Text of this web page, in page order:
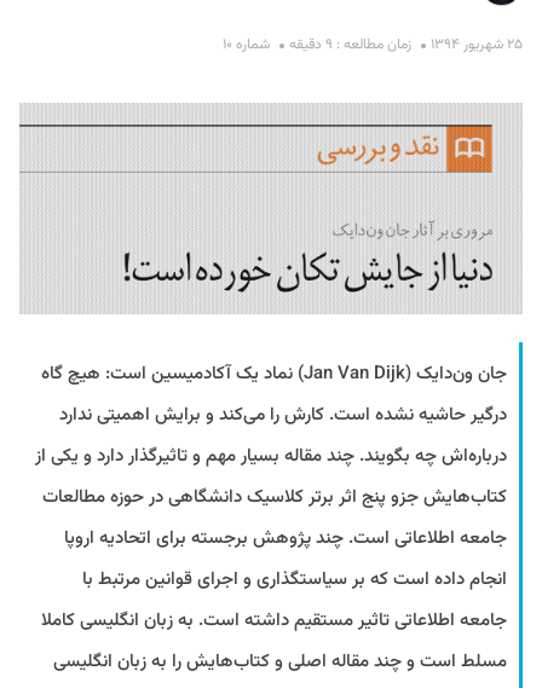
۲۵ شهریور ۱۳۹۴ زمان مطالعه : ۹ دقیقه شماره ۱۰
جان ون‌دایک (Jan Van Dijk) نماد یک آکادمیسین است: هیچ گاه
درگیر حاشیه نشده است. کارش را می‌کند و برایش اهمیتی ندارد
درباره‌اش چه بگویند. چند مقاله بسیار مهم و تاثیرگذار دارد و یکی از
کتاب‌هایش جزو پنج اثر برتر کلاسیک دانشگاهی در حوزه مطالعات
جامعه اطلاعاتی است. چند پژوهش برجسته برای اتحادیه اروپا
انجام داده است که بر سیاستگذاری و اجرای قوانین مرتبط با
جامعه اطلاعاتی تاثیر مستقیم داشته است. به زبان انگلیسی کاملا
مسلط است و چند مقاله اصلی و کتاب‌هایش را به زبان انگلیسی